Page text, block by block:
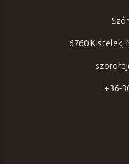
6760 Kistelek,
+36-